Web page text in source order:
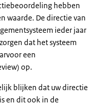
hebben
waarde. De directie van
ieder jaar
dat het systeem
een
op.
blijken dat uw directie
en dit ook in de